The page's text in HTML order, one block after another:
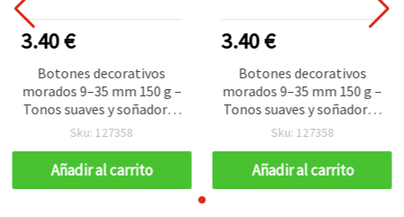
3.40 €
Botones decorativos
morados 9–35 mm 150 g –
Tonos suaves y soñadores
para manualidades y
lujo en tus creaciones
hechas a mano
Sku: 127358
Añadir al carrito
3.40 €
Botones decorativos
morados 9–35 mm 150 g –
Tonos suaves y soñadores
para manualidades y
lujo en tus creaciones
hechas a mano
Sku: 127358
Añadir al carrito